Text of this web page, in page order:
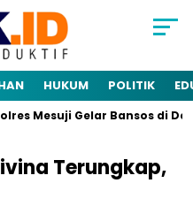
HUKUM POLITIK
Mesuji Gelar Bansos di
Terungkap,